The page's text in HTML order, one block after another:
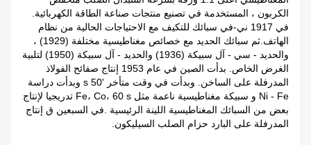
الكربون ، المستخدمة في تصنيع منتجات صناعة الطاقة الكهربائية.
في 1917 ني-في سبائك للتكيف مع الاحتياجات الحالية من نظام
الهاتف.ثم سبائك الحديد مع خصائص مغناطيسية مختلفة (1929) ،
والحديد - سي - آل سبيكة (1936) والحديد - آل سبيكة (1950) لتلبية
الغرض الخاص. بدأت الصين في عام 1953 إنتاج صفائح الفولاذ
المدرفلة على الساخن. وبدأت في وقت متأخر '50 s وبدأت دراسة
Ni - Fe و سبيكة مغناطيسية ناعمة مثل Fe، Co، 60 s تدريجيا لإنتاج
بعض من السبائك المغناطيسية اللينة الرئيسية .في السبعين ق إنتاج
المدرفلة على البارد حزام الصلب السيليكون.